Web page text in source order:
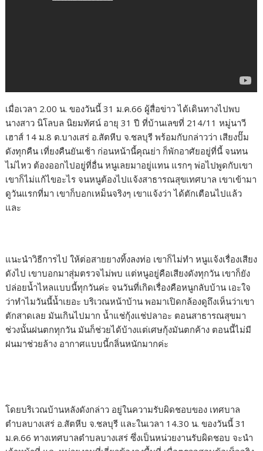
เมื่อเวลา 2.00 น. ของวันนี้ 31 ม.ค.66 ผู้สื่อข่าว ได้เดินทางไปพบ
นางสาว นิโลบล นิยมทัศน์ อายุ 31 ปี ที่บ้านเลขที่ 214/11 หมู่นาวี
เฮาส์ 14 ม.8 ต.บางเสร่ อ.สัตหีบ จ.ชลบุรี พร้อมกับกล่าวว่า เสียงปั๊ม
ดังทุกคืน เที่ยงคืนยันเช้า ก่อนหน้านี้คุณย่า ก็พักอาศัยอยู่ที่นี้ จนทน
ไม่ไหว ต้องออกไปอยู่ที่อื่น หนูเลยมาอยู่แทน แรกๆ พ่อไปพูดกับเขา
เขาก็ไม่แก้ไขอะไร จนหนูต้องไปแจ้งสาธารณสุขเทศบาล เขาเข้ามา
ดูวันแรกที่มา เขาก็บอกเหม็นจริงๆ เขาแจ้งว่า ได้ตักเตือนไปแล้ว
และ
แนะนำวิธีการไป ให้ต่อสายยางทิ้งลงท่อ เขาก็ไม่ทำ หนูแจ้งเรื่องเสียง
ดังไป เขาบอกมาสุ่มตรวจไม่พบ แต่หนูอยู่คือเสียงดังทุกวัน เขาก็ยัง
ปล่อยน้ำไหลแบบนี้ทุกวันค่ะ จนวันที่เกิดเรื่องคือหนูกลับบ้าน เอะใจ
ว่าทำไมวันนี้น้ำเยอะ บริเวณหน้าบ้าน พอมาเปิดกล้องดูถึงเห็นว่าเขา
ตักสาดเลย มันเกินไปมาก น้ำแช่กุ้งแช่ปลาอะ ตอนสาธารณสุขมา
ช่วงนั้นฝนตกทุกวัน มันก็ช่วยได้บ้างแต่เศษกุ้งมันตกค้าง ตอนนี้ไม่มี
ฝนมาช่วยล้าง อากาศแบบนี้กลิ่นหนักมากค่ะ
โดยบริเวณบ้านหลังดังกล่าว อยู่ในความรับผิดชอบของ เทศบาล
ตำบลบางเสร่ อ.สัตหีบ จ.ชลบุรี และในเวลา 14.30 น. ของวันนี้ 31
ม.ค.66 ทางเทศบาลตำบลบางเสร่ ซึ่งเป็นหน่วยงานรับผิดชอบ จะนำ